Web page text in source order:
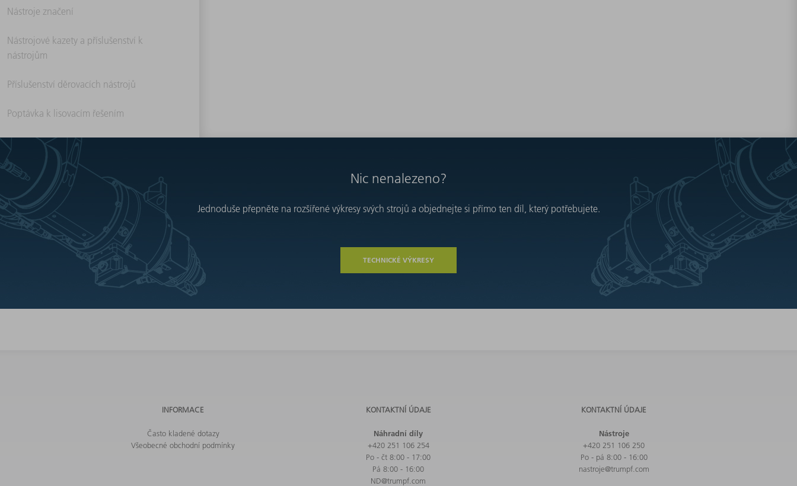
Nástroje značení
Nástrojové kazety a příslušenství k
nástrojům
Příslušenství děrovacích nástrojů
Poptávka k lisovacím řešením
Nic nenalezeno?
Jednoduše přepněte na rozšířené výkresy svých strojů a objednejte si přímo ten díl, který potřebujete.
TECHNICKÉ VÝKRESY
INFORMACE
Často kladené dotazy
Všeobecné obchodní podmínky
KONTAKTNÍ ÚDAJE
Náhradní díly
+420 251 106 254
Po - čt 8:00 - 17:00
Pá 8:00 - 16:00
ND@trumpf.com
KONTAKTNÍ ÚDAJE
Nástroje
+420 251 106 250
Po - pá 8:00 - 16:00
nastroje@trumpf.com